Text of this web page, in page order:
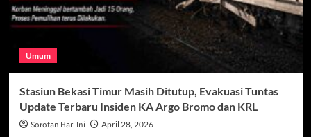
Umum
Stasiun Bekasi Timur Masih Ditutup, Evakuasi Tuntas
Update Terbaru Insiden KA Argo Bromo dan KRL
Sorotan Hari Ini April 28, 2026